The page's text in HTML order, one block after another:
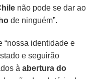
não pode se dar ao
de ninguém”.
“nossa identidade e
e seguirão
àabertura do